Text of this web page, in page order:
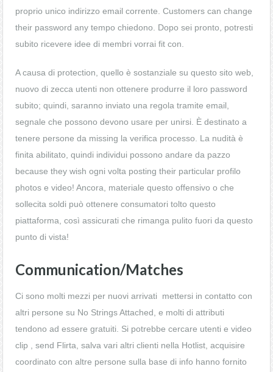
proprio unico indirizzo email corrente. Customers can change
their password any tempo chiedono. Dopo sei pronto, potresti
subito ricevere idee di membri vorrai fit con.
A causa di protection, quello è sostanziale su questo sito web,
nuovo di zecca utenti non ottenere produrre il loro password
subito; quindi, saranno inviato una regola tramite email,
segnale che possono devono usare per unirsi. È destinato a
tenere persone da missing la verifica processo. La nudità è
finita abilitato, quindi individui possono andare da pazzo
because they wish ogni volta posting their particular profilo
photos e video! Ancora, materiale questo offensivo o che
sollecita soldi può ottenere consumatori tolto questo
piattaforma, così assicurati che rimanga pulito fuori da questo
punto di vista!
Communication/Matches
Ci sono molti mezzi per nuovi arrivati ​​ mettersi in contatto con
altri persone su No Strings Attached, e molti di attributi
tendono ad essere gratuiti. Si potrebbe cercare utenti e video
clip , send Flirta, salva vari altri clienti nella Hotlist, acquisire
coordinato con altre persone sulla base di info hanno fornito